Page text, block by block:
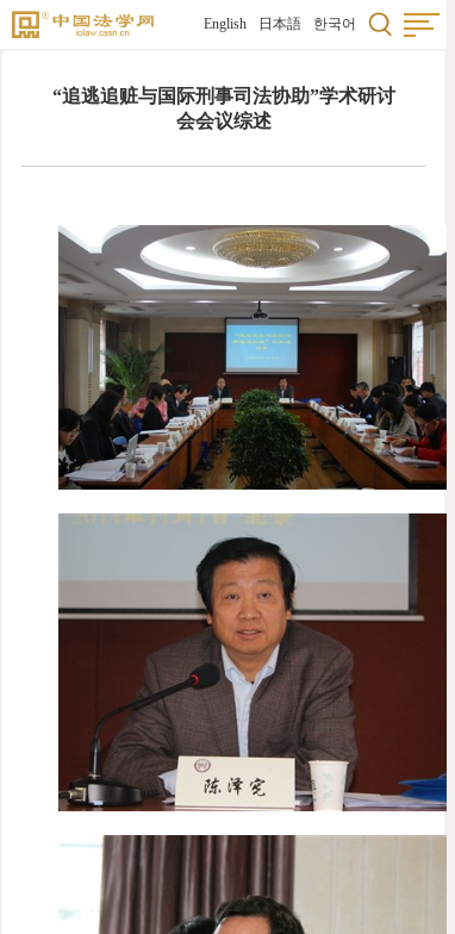
English 日本語 한국어
“追逃追赃与国际刑事司法协助”学术研讨
会会议综述